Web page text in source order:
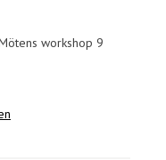
workshop 9